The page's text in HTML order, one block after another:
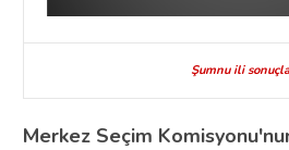
Şumnu ili
Merkez Seçim